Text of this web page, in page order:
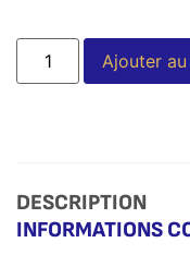
Ajouter
DESCRIPTION
INFORMATIONS